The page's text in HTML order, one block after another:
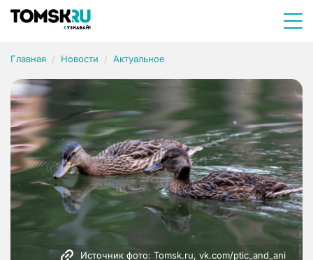
Главная Новости Актуальное
Источник фото: Tomsk.ru, vk.com/ptic_and_ani